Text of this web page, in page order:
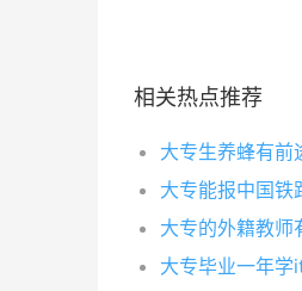
相关热点推荐
大专生养蜂有前
大专能报中国铁
大专的外籍教师
大专毕业一年学